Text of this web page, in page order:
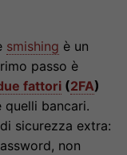
smishing è un
passo è
fattori (2FA)
bancari.
sicurezza extra:
non